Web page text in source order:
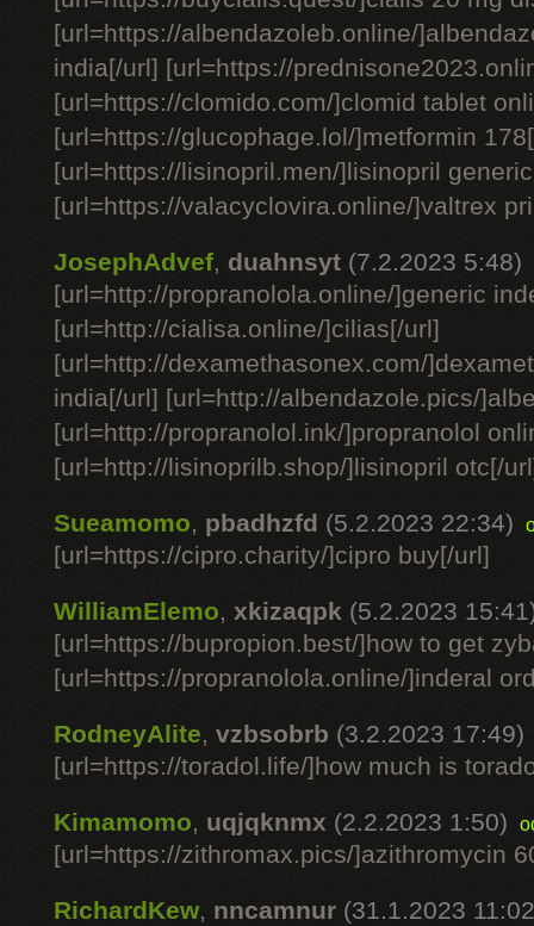
[url=https://albendazoleb.online/
india[/url] [url=https://
[url=https://clomido.com/]clomid tablet
[url=https://glucophage.lol/]metformin
[url=https://lisinopril.men/]lisinopril
[url=https://valacyclovira.online/]valtrex
JosephAdvef, duahnsyt (7.2.2023 5:48)
[url=http://propranolola.online/]generic
[url=http://cialisa.online/]cilias[/url]
[url=http://dexamethasonex.com/
india[/url] [url=http://albendazole.pics/
[url=http://propranolol.ink/]propranolol
[url=http://lisinoprilb.shop/]lisinopril otc[/
Sueamomo, pbadhzfd (5.2.2023 22:34)
[url=https://cipro.charity/]cipro buy[/url]
WilliamElemo, xkizaqpk (5.2.2023
[url=https://bupropion.best/]how to get
[url=https://propranolola.online/]inderal
RodneyAlite, vzbsobrb (3.2.2023 17:49)
[url=https://toradol.life/]how much is
Kimamomo, uqjqknmx (2.2.2023 1:50)
[url=https://zithromax.pics/]azithromycin
RichardKew, nncamnur (31.1.2023